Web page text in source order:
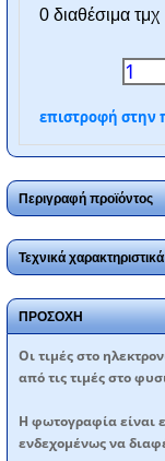
0 διαθέσιμα τμχ
επιστροφή στην
Περιγραφή προϊόντος
Τεχνικά χαρακτηριστικά
ΠΡΟΣΟΧΗ
Oι τιμές στο
από τις τιμές στο
Η φωτογραφία είναι
ενδεχομένως να